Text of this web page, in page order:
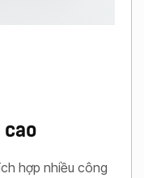
hợp nhiều công